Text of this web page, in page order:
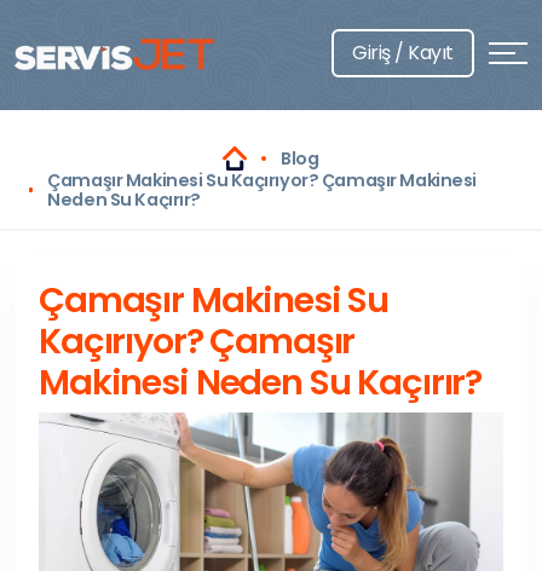
Giriş / Kayıt
Blog
Çamaşır Makinesi Su Kaçırıyor? Çamaşır Makinesi
Neden Su Kaçırır?
Çamaşır Makinesi Su
Kaçırıyor? Çamaşır
Makinesi Neden Su Kaçırır?